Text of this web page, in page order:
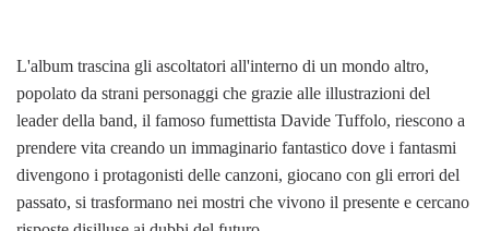
L'album trascina gli ascoltatori all'interno di un mondo altro,
popolato da strani personaggi che grazie alle illustrazioni del
leader della band, il famoso fumettista Davide Tuffolo, riescono a
prendere vita creando un immaginario fantastico dove i fantasmi
divengono i protagonisti delle canzoni, giocano con gli errori del
passato, si trasformano nei mostri che vivono il presente e cercano